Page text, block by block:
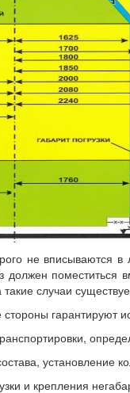
не вписываются
должен
случаи
гарантируют
установление
и крепления